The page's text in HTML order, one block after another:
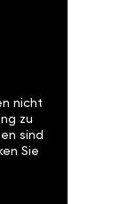
nicht
zu
sind
Sie